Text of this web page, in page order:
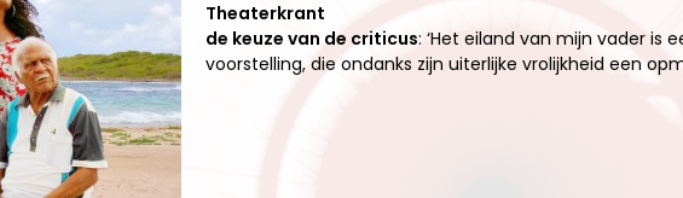
Theaterkrant
de keuze van de criticus: ‘Het eiland van mijn vader is
voorstelling, die ondanks zijn uiterlijke vrolijkheid een